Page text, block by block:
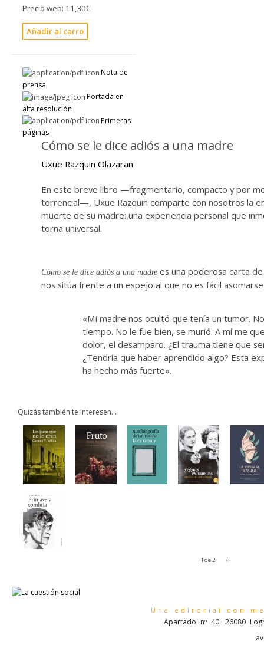
Precio web: 11,30€
Nota de
prensa
Portada en
alta resolución
Primeras
páginas
Cómo se le dice adiós a una madre
Uxue Razquin Olazaran
En este breve libro —fragmentario, compacto y por
torrencial—, Uxue Razquin comparte con nosotros la
muerte de su madre: una experiencia personal que
torna universal.
Cómo se le dice adiós a una madre es una poderosa carta
nos sitúa frente a un espejo al que no es fácil
«Mi madre nos ocultó que tenía un tumor.
tiempo. No le fue bien, se murió. A mí me
dolor, el desamparo. ¿El trauma tiene que
¿Tendría que haber aprendido algo? Esta
ha hecho más fuerte».
Quizás también te interesen...
1 de 2 ››
Una editorial con
Apartado nº 40. 26080